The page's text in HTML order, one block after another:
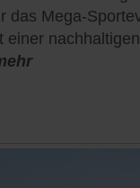
das Mega-
einer